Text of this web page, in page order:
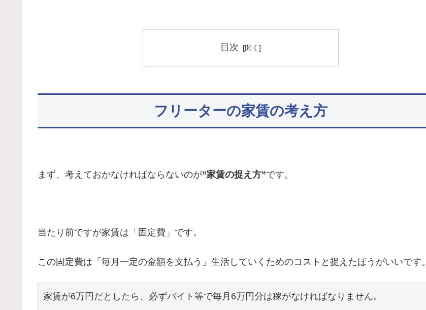
目次
フリーターの家賃の考え方
まず、考えておかなければならないのが”家賃の捉え方”です。
当たり前ですが家賃は「固定費」です。
この固定費は「毎月一定の金額を支払う」生活していくためのコストと捉えたほうがいいです。
家賃が6万円だとしたら、必ずバイト等で毎月6万円分は稼がなければなりません。